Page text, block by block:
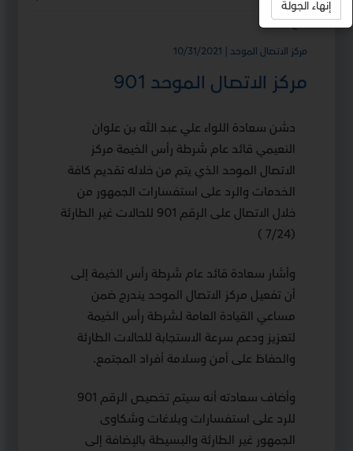
استمع
مركز الاتصال الموحد | 10/31/2021
مركز الاتصال الموحد 901
دشن سعادة اللواء علي عبد الله بن علوان
النعيمي قائد عام شرطة رأس الخيمة مركز
الاتصال الموحد الذي يتم من خلاله تقديم كافة
الخدمات والرد على استفسارات الجمهور من
خلال الاتصال على الرقم 901 للحالات غير الطارئة
وأشار سعادة قائد عام شرطة رأس الخيمة إلى
أن تفعيل مركز الاتصال الموحد يندرج ضمن
مساعي القيادة العامة لشرطة رأس الخيمة
لتعزيز ودعم سرعة الاستجابة للحالات الطارئة
والحفاظ على أمن وسلامة أفراد المجتمع.
وأضاف سعادته أنه سيتم تخصيص الرقم 901
للرد على استفسارات وبلاغات وشكاوى
الجمهور غير الطارئة والبسيطة بالإضافة إلى
إنهاء الجولة